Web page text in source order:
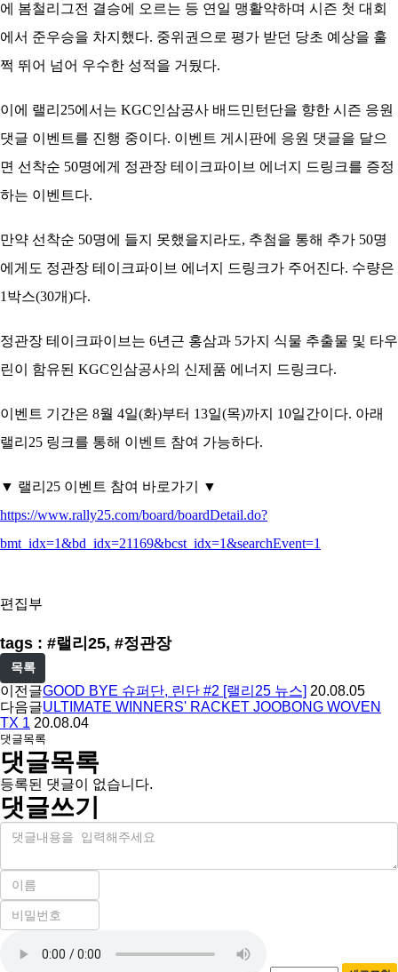
에 봄철리그전 결승에 오르는 등 연일 맹활약하며 시즌 첫 대회
에서 준우승을 차지했다. 중위권으로 평가 받던 당초 예상을 훌
쩍 뛰어 넘어 우수한 성적을 거뒀다.
이에 랠리25에서는 KGC인삼공사 배드민턴단을 향한 시즌 응원
댓글 이벤트를 진행 중이다. 이벤트 게시판에 응원 댓글을 달으
면 선착순 50명에게 정관장 테이크파이브 에너지 드링크를 증정
하는 이벤트다.
만약 선착순 50명에 들지 못했을지라도, 추첨을 통해 추가 50명
에게도 정관장 테이크파이브 에너지 드링크가 주어진다. 수량은
1박스(30개)다.
정관장 테이크파이브는 6년근 홍삼과 5가지 식물 추출물 및 타우
린이 함유된 KGC인삼공사의 신제품 에너지 드링크다.
이벤트 기간은 8월 4일(화)부터 13일(목)까지 10일간이다. 아래
랠리25 링크를 통해 이벤트 참여 가능하다.
▼ 랠리25 이벤트 참여 바로가기 ▼
https://www.rally25.com/board/boardDetail.do?
bmt_idx=1&bd_idx=21169&bcst_idx=1&searchEvent=1
편집부
tags : #랠리25, #정관장
목록
이전글GOOD BYE 슈퍼단, 린단 #2 [랠리25 뉴스] 20.08.05
다음글ULTIMATE WINNERS' RACKET JOOBONG WOVEN
TX 1 20.08.04
댓글목록
댓글목록
등록된 댓글이 없습니다.
댓글쓰기
내
이
필
수
비
밀